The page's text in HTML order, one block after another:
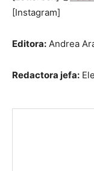
[Instagram]
Editora: Andrea
Redactora jefa: